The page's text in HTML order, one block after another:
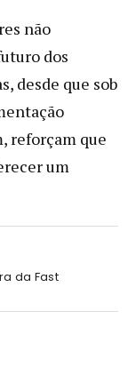
não
dos
desde que sob
reforçam que
um
da Fast